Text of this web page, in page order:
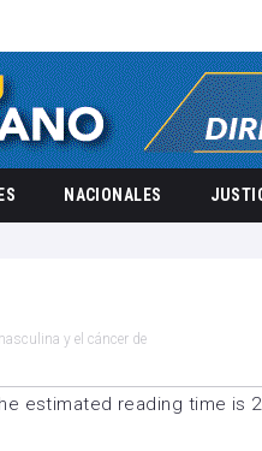
NACIONALES
y el cáncer de
estimated reading time is